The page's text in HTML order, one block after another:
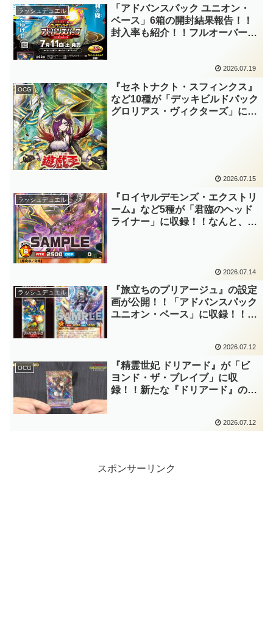
すね～。【遊戯王ラッシュデュエ
ル】
ラッシュデュエル
「アドバンスパック ユニオン・
ベース」6箱の開封結果報告！！
封入率も紹介！！フルオーバーラ
ガチアガール』の高レアリティも
狙いたいですね！！【遊戯王ラッ
シュデュエル】
2026.07.19
OCG
『セネトナクト・スフィンクス』
など10種が「デッキビルドパック
グロリアス・ヴィクターズ」に収
2026.07.15
ラッシュデュエル
『ロイヤルデモンズ・エクストリ
ーム』など5種が「君臨のヘッド
ライナー」に収録！！なんと、今
なっていますね～。【遊戯王ラッ
シュデュエル】
2026.07.14
ラッシュデュエル
『旅立ちのプリアージュ』の設定
画が公開！！「アドバンスパック
ユニオン・ベース」に収録！！彼
ですが、手袋が大き過ぎて少々シ
ュール……。【遊戯王ラッシュデ
ュエル】
2026.07.12
OCG
『精霊世妃 ドリアード』が「ビ
ヨンド・ザ・ブレイブ」に収
録！！新たな『ドリアード』のリ
生効果とリクルート効果を持ち、
2026.07.12
スポンサーリンク